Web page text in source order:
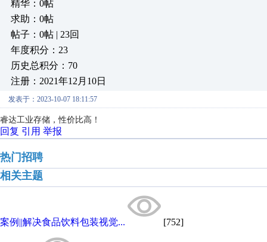
精华：0帖
求助：0帖
帖子：0帖 | 23回
年度积分：23
历史总积分：70
注册：2021年12月10日
发表于：2023-10-07 18:11:57
睿达工业存储，性价比高！
回复 引用 举报
热门招聘
相关主题
案例||解决食品饮料包装视觉... [752]